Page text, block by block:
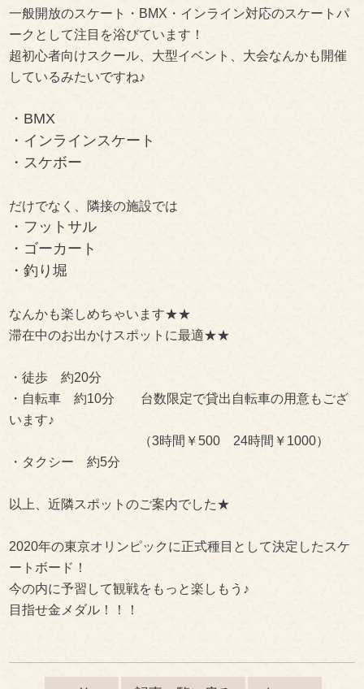
一般開放のスケート・BMX・インライン対応のスケートパ
ークとして注目を浴びています！
超初心者向けスクール、大型イベント、大会なんかも開催
しているみたいですね♪
・BMX
・インラインスケート
・スケボー
だけでなく、隣接の施設では
・フットサル
・ゴーカート
・釣り堀
なんかも楽しめちゃいます★★
滞在中のお出かけスポットに最適★★
・徒歩 約20分
・自転車 約10分 台数限定で貸出自転車の用意もござ
います♪
（3時間￥500 24時間￥1000）
・タクシー 約5分
以上、近隣スポットのご案内でした★
2020年の東京オリンピックに正式種目として決定したスケ
ートボード！
今の内に予習して観戦をもっと楽しもう♪
目指せ金メダル！！！